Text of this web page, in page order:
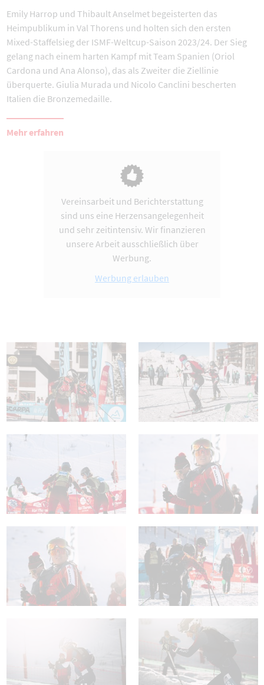
Emily Harrop und Thibault Anselmet begeisterten das
Heimpublikum in Val Thorens und holten sich den ersten
Mixed-Staffelsieg der ISMF-Weltcup-Saison 2023/24. Der Sieg
gelang nach einem harten Kampf mit Team Spanien (Oriol
Cardona und Ana Alonso), das als Zweiter die Ziellinie
überquerte. Giulia Murada und Nicolo Canclini bescherten
Italien die Bronzemedaille.
Mehr erfahren
Vereinsarbeit und Berichterstattung
sind uns eine Herzensangelegenheit
und sehr zeitintensiv. Wir finanzieren
unsere Arbeit ausschließlich über
Werbung.
Werbung erlauben